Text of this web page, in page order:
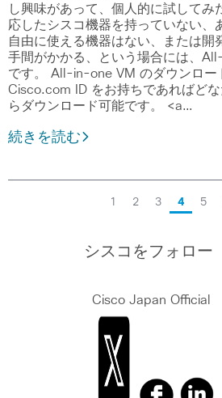
し興味があって、個人的に試してみ
応したシスコ機器を持っていない、
自由に使える機器はない、または開
手間がかかる、という場合には、
です。 All-in-one VM のダウンロー
Cisco.com ID をお持ちであればど
らダウンロード可能です。 <a…
続きを読む
1 2 3 4 5
シスコをフォロー
Cisco Japan Official